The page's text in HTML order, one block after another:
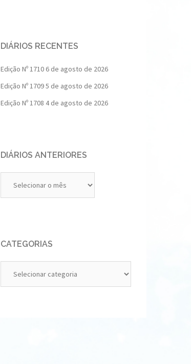
DIÁRIOS RECENTES
Edição Nº 1710 6 de agosto de 2026
Edição Nº 17095 de agosto de 2026
Edição Nº 1708 4 de agosto de 2026
DIÁRIOS ANTERIORES
Anteriores
CATEGORIAS